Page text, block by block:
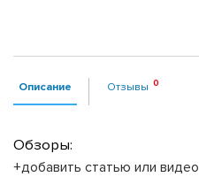
Описание Отзывы
Обзоры:
+добавить статью или видео